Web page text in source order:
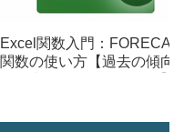
Excel関数入門：
関数の使い方【過去の傾向